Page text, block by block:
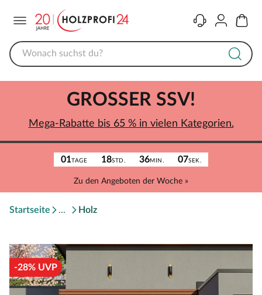
KontaktKonto
01TAGE 18STD. 36MIN. 07SEK.
Zu den Angeboten der Woche »
GROSSER SSV!
Mega-Rabatte bis 65 % in vielen Kategorien.
Startseite Holz
-28% UVP